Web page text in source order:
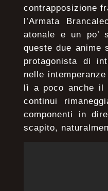
contrapposizione
l’Armata
atonale e un po’
queste due anime
protagonista di
nelle
lì a poco anche il
continui
componenti in
scapito,